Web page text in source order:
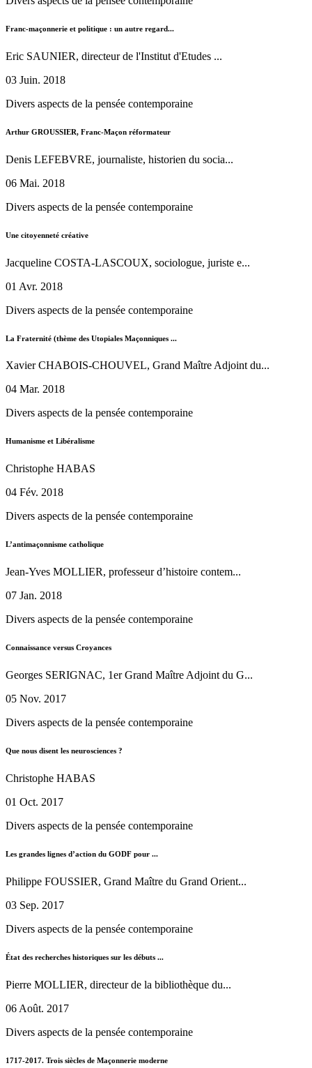
Franc-maçonnerie et politique : un autre regard...
Eric SAUNIER, directeur de l'Institut d'Etudes ...
03 Juin. 2018
Divers aspects de la pensée contemporaine
Arthur GROUSSIER, Franc-Maçon réformateur
Denis LEFEBVRE, journaliste, historien du socia...
06 Mai. 2018
Divers aspects de la pensée contemporaine
Une citoyenneté créative
Jacqueline COSTA-LASCOUX, sociologue, juriste e...
01 Avr. 2018
Divers aspects de la pensée contemporaine
La Fraternité (thème des Utopiales Maçonniques ...
Xavier CHABOIS-CHOUVEL, Grand Maître Adjoint du...
04 Mar. 2018
Divers aspects de la pensée contemporaine
Humanisme et Libéralisme
Christophe HABAS
04 Fév. 2018
Divers aspects de la pensée contemporaine
L’antimaçonnisme catholique
Jean-Yves MOLLIER, professeur d’histoire contem...
07 Jan. 2018
Divers aspects de la pensée contemporaine
Connaissance versus Croyances
Georges SERIGNAC, 1er Grand Maître Adjoint du G...
05 Nov. 2017
Divers aspects de la pensée contemporaine
Que nous disent les neurosciences ?
Christophe HABAS
01 Oct. 2017
Divers aspects de la pensée contemporaine
Les grandes lignes d’action du GODF pour ...
Philippe FOUSSIER, Grand Maître du Grand Orient...
03 Sep. 2017
Divers aspects de la pensée contemporaine
État des recherches historiques sur les débuts ...
Pierre MOLLIER, directeur de la bibliothèque du...
06 Août. 2017
Divers aspects de la pensée contemporaine
1717-2017. Trois siècles de Maçonnerie moderne